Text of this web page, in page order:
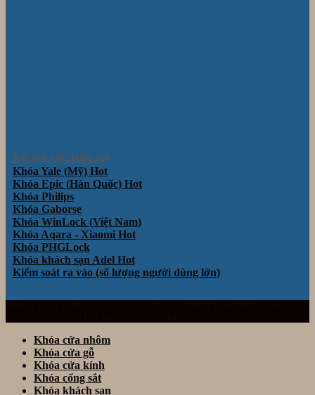
Kết nối với chúng tôi
Khóa Yale (Mỹ)
Khóa Epic (Hàn Quốc)
Khóa Philips
Khóa Gaborse
Khóa WinLock (Việt Nam)
Khóa Aqara - Xiaomi
Khóa PHGLock
Khóa khách sạn Adel
Kiểm soát ra vào (số lượng người dùng lớn)
Khóa cửa nhôm
Khóa cửa gỗ
Khóa cửa kính
Khóa cổng sắt
Khóa khách sạn